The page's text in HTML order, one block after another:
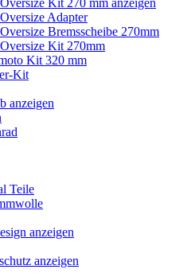
Oversize Adapter
Oversize Bremsscheibe 270mm
Oversize Kit 270mm
Kit 320 mm
Kit
anzeigen
Teile
anzeigen
anzeigen